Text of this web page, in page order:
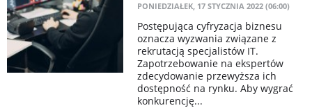
PONIEDZIAŁEK, 17 STYCZNIA 2022 (06:00)
Postępująca cyfryzacja biznesu
oznacza wyzwania związane z
rekrutacją specjalistów IT.
Zapotrzebowanie na ekspertów
zdecydowanie przewyższa ich
dostępność na rynku. Aby wygrać
konkurencję...